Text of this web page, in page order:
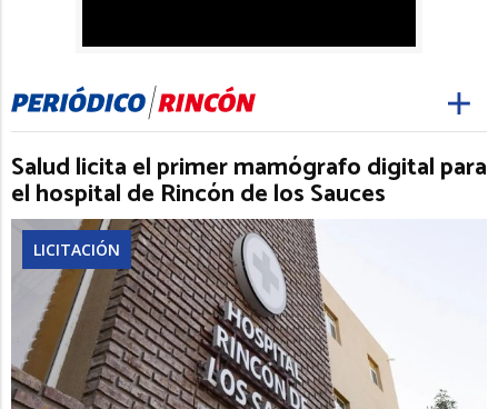
Salud licita el primer mamógrafo digital para
el hospital de Rincón de los Sauces
LICITACIÓN